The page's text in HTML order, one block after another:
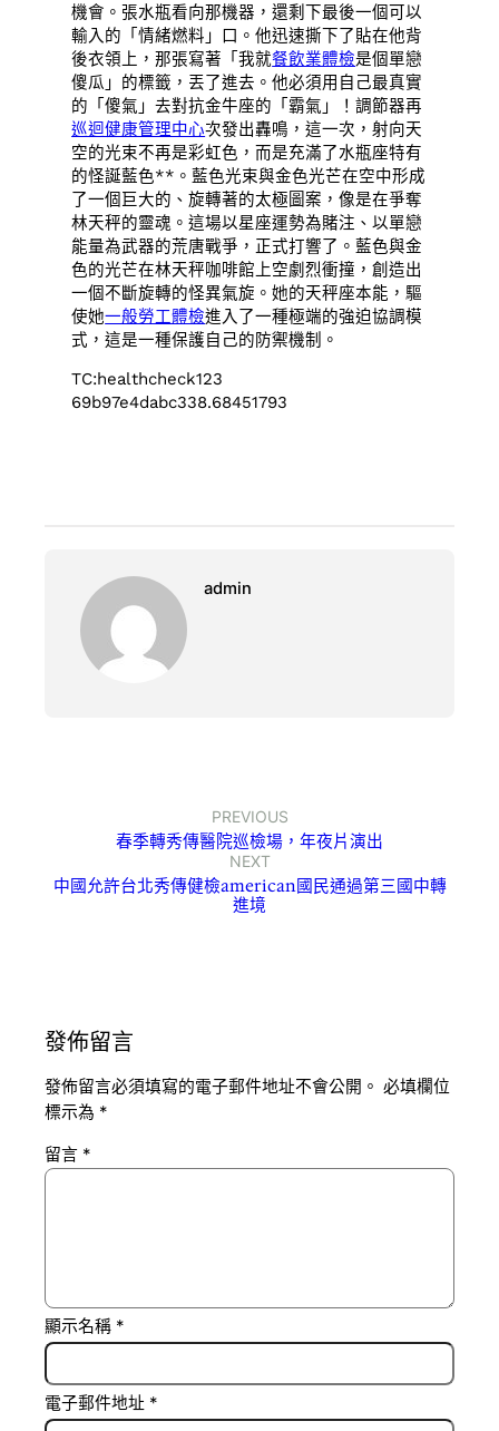
機會。張水瓶看向那機器，還剩下最後一個可以
輸入的「情緒燃料」口。他迅速撕下了貼在他背
後衣領上，那張寫著「我就餐飲業體檢是個單戀
傻瓜」的標籤，丟了進去。他必須用自己最真實
的「傻氣」去對抗金牛座的「霸氣」！調節器再
巡迴健康管理中心次發出轟鳴，這一次，射向天
空的光束不再是彩虹色，而是充滿了水瓶座特有
的怪誕藍色**。藍色光束與金色光芒在空中形成
了一個巨大的、旋轉著的太極圖案，像是在爭奪
林天秤的靈魂。這場以星座運勢為賭注、以單戀
能量為武器的荒唐戰爭，正式打響了。藍色與金
色的光芒在林天秤咖啡館上空劇烈衝撞，創造出
一個不斷旋轉的怪異氣旋。她的天秤座本能，驅
使她一般勞工體檢進入了一種極端的強迫協調模
式，這是一種保護自己的防禦機制。
TC:healthcheck123
69b97e4dabc338.68451793
admin
PREVIOUS
春季轉秀傳醫院巡檢場，年夜片演出
NEXT
中國允許台北秀傳健檢american國民通過第三國中轉
進境
發佈留言
發佈留言必須填寫的電子郵件地址不會公開。 必填欄位
標示為 *
留言 *
顯示名稱 *
電子郵件地址 *